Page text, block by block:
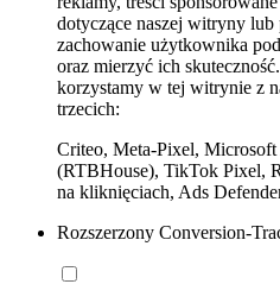
dotyczące naszej witryny
zachowanie użytkownika
oraz mierzyć ich
korzystamy w tej witrynie z
trzecich:
Criteo, Meta-Pixel,
(RTBHouse), TikTok Pixel,
na kliknięciach, Ads
Rozszerzony Conversion-